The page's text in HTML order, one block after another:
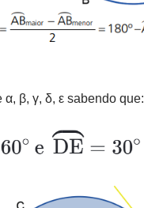
β, γ, δ, ε sabendo que: